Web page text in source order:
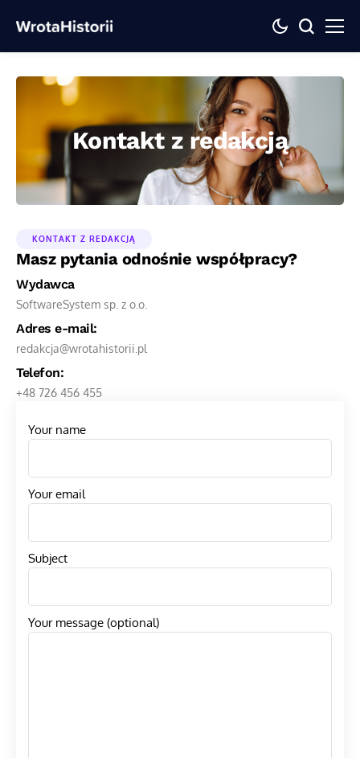
Kontakt z redakcją
KONTAKT Z REDAKCJĄ
Masz pytania odnośnie współpracy?
Wydawca
SoftwareSystem sp. z o.o.
Adres e-mail:
redakcja@wrotahistorii.pl
Telefon:
+48 726 456 455
Your name
Your email
Subject
Your message (optional)